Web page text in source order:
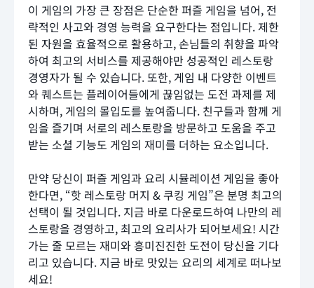
이 게임의 가장 큰 장점은 단순한 퍼즐 게임을 넘어, 전
략적인 사고와 경영 능력을 요구한다는 점입니다. 제한
된 자원을 효율적으로 활용하고, 손님들의 취향을 파악
하여 최고의 서비스를 제공해야만 성공적인 레스토랑
경영자가 될 수 있습니다. 또한, 게임 내 다양한 이벤트
와 퀘스트는 플레이어들에게 끊임없는 도전 과제를 제
시하며, 게임의 몰입도를 높여줍니다. 친구들과 함께 게
임을 즐기며 서로의 레스토랑을 방문하고 도움을 주고
받는 소셜 기능도 게임의 재미를 더하는 요소입니다.
만약 당신이 퍼즐 게임과 요리 시뮬레이션 게임을 좋아
한다면, “핫 레스토랑 머지 & 쿠킹 게임”은 분명 최고의
선택이 될 것입니다. 지금 바로 다운로드하여 나만의 레
스토랑을 경영하고, 최고의 요리사가 되어보세요! 시간
가는 줄 모르는 재미와 흥미진진한 도전이 당신을 기다
리고 있습니다. 지금 바로 맛있는 요리의 세계로 떠나보
세요!